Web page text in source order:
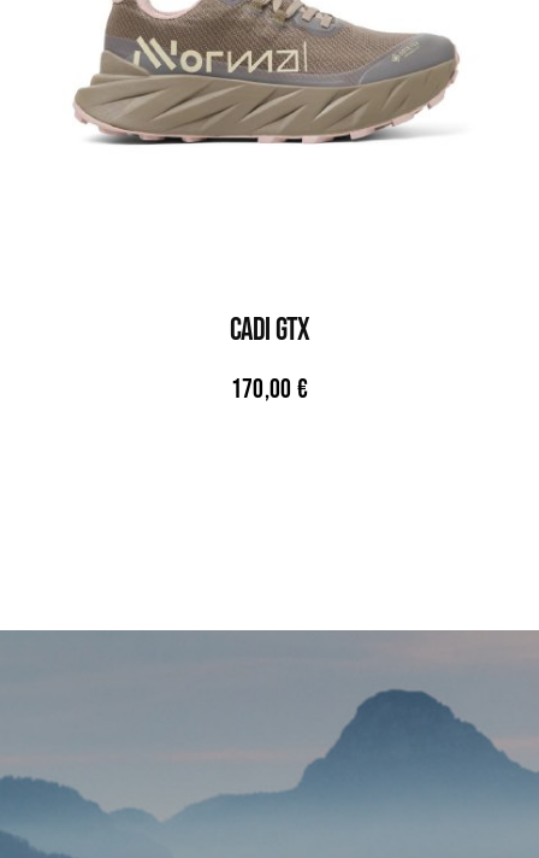
CADI GTX
170,00 €